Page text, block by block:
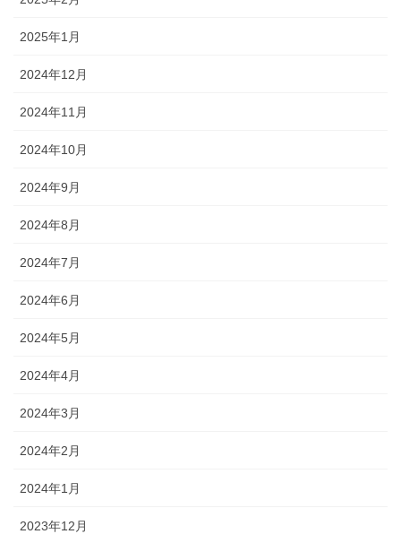
2025年1月
2024年12月
2024年11月
2024年10月
2024年9月
2024年8月
2024年7月
2024年6月
2024年5月
2024年4月
2024年3月
2024年2月
2024年1月
2023年12月